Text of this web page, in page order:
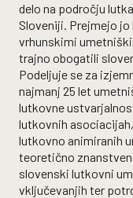
delo na področju
Sloveniji. Prejmejo
vrhunskimi
trajno obogatili
Podeljuje se za
najmanj 25 let
lutkovne
lutkovnih
lutkovno animiranih
teoretično
slovenski lutkovni
vključevanjih ter